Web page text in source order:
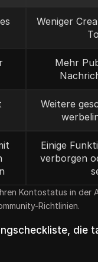
Weniger
Mehr
Weitere
Einige
verborgen
Kontostatus in der
Richtlinien.
die